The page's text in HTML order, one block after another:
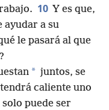
10 Y es que,
ayudar a su
le pasará al que
* juntos, se
caliente uno
puede ser